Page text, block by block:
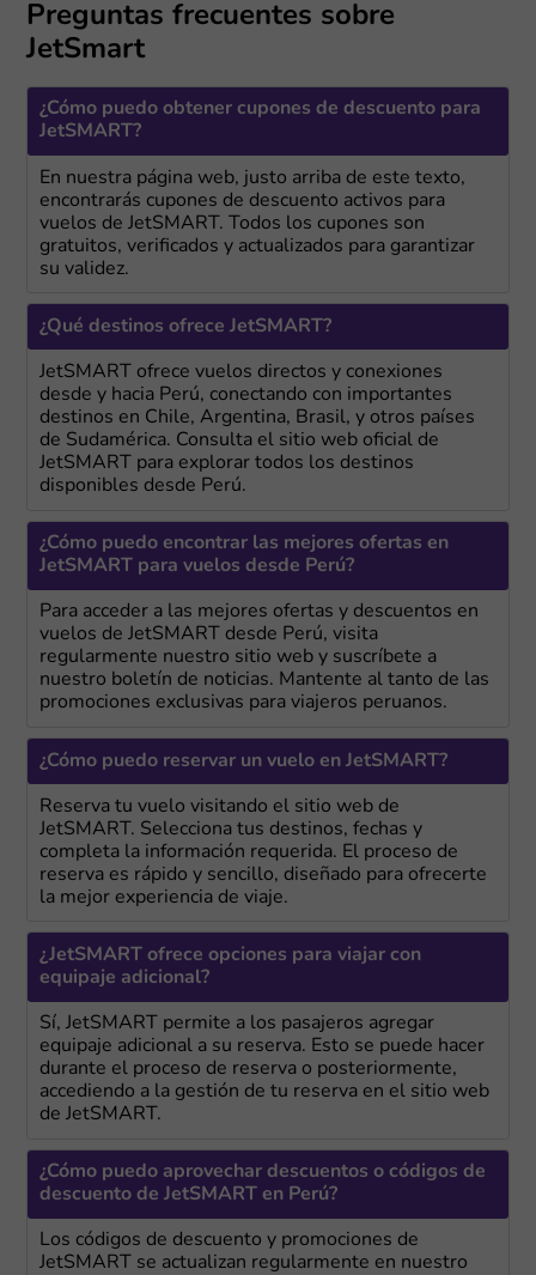
Preguntas frecuentes sobre
JetSmart
¿Cómo puedo obtener cupones de descuento para
JetSMART?
En nuestra página web, justo arriba de este texto,
encontrarás cupones de descuento activos para
vuelos de JetSMART. Todos los cupones son
gratuitos, verificados y actualizados para garantizar
su validez.
¿Qué destinos ofrece JetSMART?
JetSMART ofrece vuelos directos y conexiones
desde y hacia Perú, conectando con importantes
destinos en Chile, Argentina, Brasil, y otros países
de Sudamérica. Consulta el sitio web oficial de
JetSMART para explorar todos los destinos
disponibles desde Perú.
¿Cómo puedo encontrar las mejores ofertas en
JetSMART para vuelos desde Perú?
Para acceder a las mejores ofertas y descuentos en
vuelos de JetSMART desde Perú, visita
regularmente nuestro sitio web y suscríbete a
nuestro boletín de noticias. Mantente al tanto de las
promociones exclusivas para viajeros peruanos.
¿Cómo puedo reservar un vuelo en JetSMART?
Reserva tu vuelo visitando el sitio web de
JetSMART. Selecciona tus destinos, fechas y
completa la información requerida. El proceso de
reserva es rápido y sencillo, diseñado para ofrecerte
la mejor experiencia de viaje.
¿JetSMART ofrece opciones para viajar con
equipaje adicional?
Sí, JetSMART permite a los pasajeros agregar
equipaje adicional a su reserva. Esto se puede hacer
durante el proceso de reserva o posteriormente,
accediendo a la gestión de tu reserva en el sitio web
de JetSMART.
¿Cómo puedo aprovechar descuentos o códigos de
descuento de JetSMART en Perú?
Los códigos de descuento y promociones de
JetSMART se actualizan regularmente en nuestro